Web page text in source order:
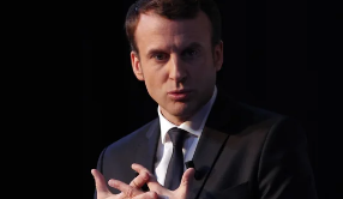
veranstaltungen